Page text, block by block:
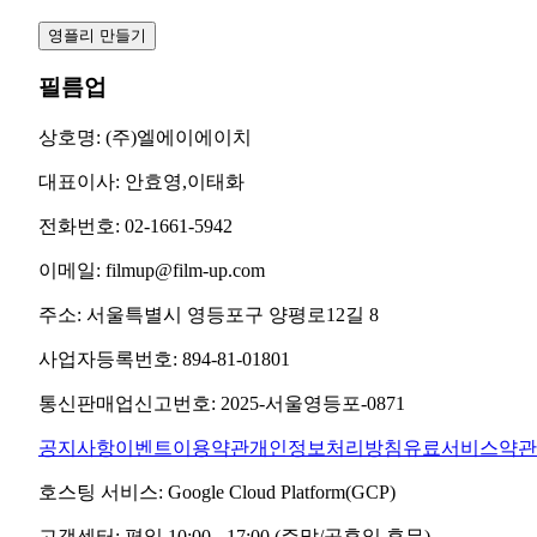
영플리 만들기
필름업
상호명: (주)엘에이에이치
대표이사: 안효영,이태화
전화번호: 02-1661-5942
이메일: filmup@film-up.com
주소: 서울특별시 영등포구 양평로12길 8
사업자등록번호: 894-81-01801
통신판매업신고번호: 2025-서울영등포-0871
공지사항이벤트이용약관개인정보처리방침유료서비스약관
호스팅 서비스: Google Cloud Platform(GCP)